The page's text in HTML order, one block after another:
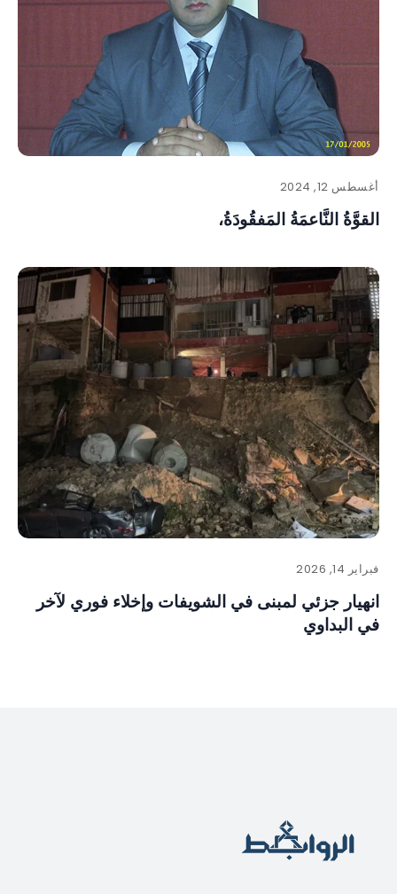
أغسطس 12, 2024
القوَّةُ النَّاعمَةُ المَفقُودَةُ،
فبراير 14, 2026
انهيار جزئي لمبنى في الشويفات وإخلاء فوري لآخر
في البداوي